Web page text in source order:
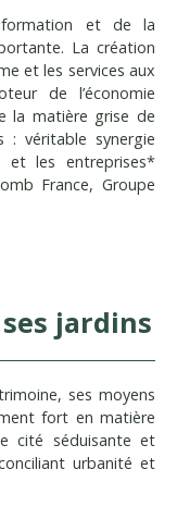
et de la
La création
et les services aux
de l’économie
la matière grise de
: véritable synergie
et les entreprises*
France, Groupe
jardins
ses moyens
fort en matière
cité séduisante et
urbanité et